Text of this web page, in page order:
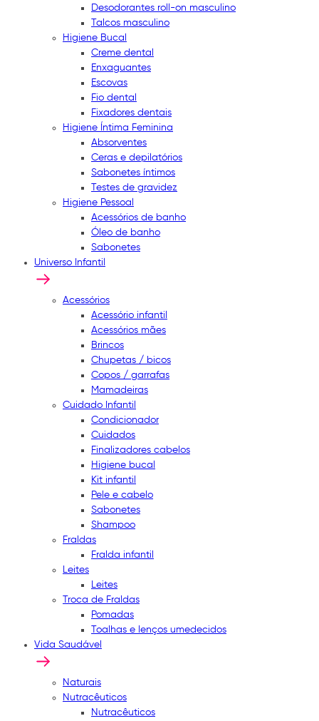
Desodorantes roll-on masculino
Talcos masculino
Higiene Bucal
Creme dental
Enxaguantes
Escovas
Fio dental
Fixadores dentais
Higiene Íntima Feminina
Absorventes
Ceras e depilatórios
Sabonetes íntimos
Testes de gravidez
Higiene Pessoal
Acessórios de banho
Óleo de banho
Sabonetes
Universo Infantil
Acessórios
Acessório infantil
Acessórios mães
Brincos
Chupetas / bicos
Copos / garrafas
Mamadeiras
Cuidado Infantil
Condicionador
Cuidados
Finalizadores cabelos
Higiene bucal
Kit infantil
Pele e cabelo
Sabonetes
Shampoo
Fraldas
Fralda infantil
Leites
Leites
Troca de Fraldas
Pomadas
Toalhas e lenços umedecidos
Vida Saudável
Naturais
Nutracêuticos
Nutracêuticos